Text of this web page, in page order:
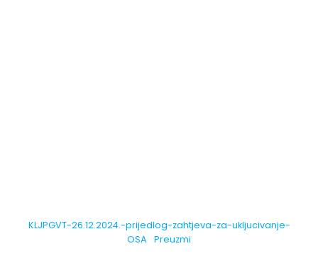
KLJPGVT-26.12.2024.-prijedlog-zahtjeva-za-ukljucivanje-
OSA
Preuzmi